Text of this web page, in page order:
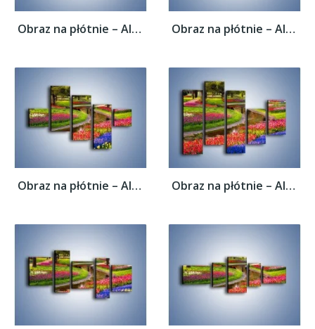
Obraz na płótnie – Aleje kolorowych... Obraz na płótnie – Aleje kolorowych...
Obraz na płótnie – Aleje kolorowych... Obraz na płótnie – Aleje kolorowych...